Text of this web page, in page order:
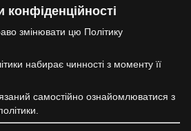
конфіденційності
змінювати цю Політику
набирає чинності з моменту її
самостійно ознайомлюватися з